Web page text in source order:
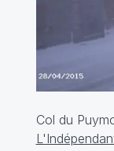
Col du